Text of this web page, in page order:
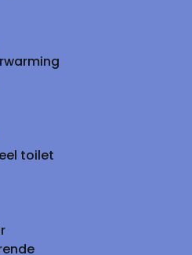
toilet